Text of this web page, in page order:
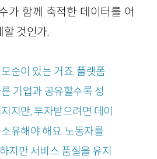
가 함께 축적한 데이터를 어
것인가.
순이 있는 거죠. 플랫폼
기업과 공유할수록 성
지만, 투자받으려면 데이
유해야 해요. 노동자를
지만 서비스 품질을 유지